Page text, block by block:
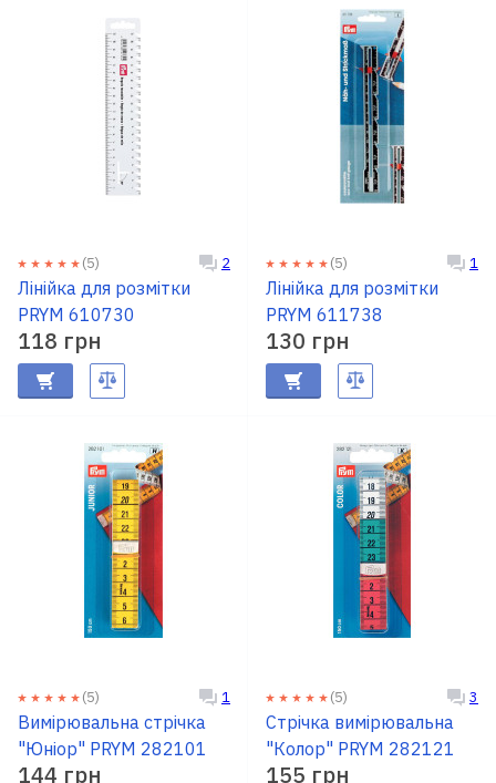
(5) 2
Лінійка для розмітки
PRYM 610730
118 грн
(5) 1
Лінійка для розмітки
PRYM 611738
130 грн
(5) 1
Вимірювальна стрічка
"Юніор" PRYM 282101
144 грн
(5) 3
Стрічка вимірювальна
"Колор" PRYM 282121
155 грн